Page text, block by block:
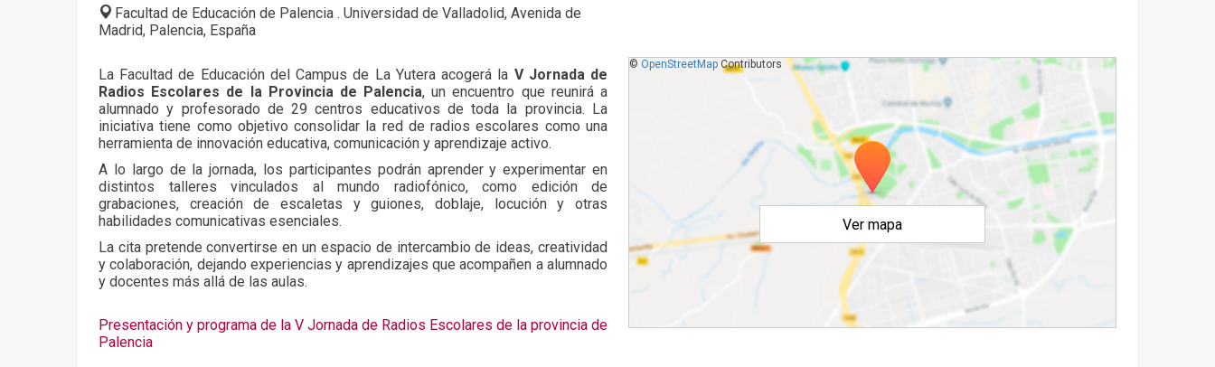
Facultad de Educación de Palencia . Universidad de Valladolid, Avenida de
Madrid, Palencia, España
La Facultad de Educación del Campus de La Yutera acogerá la V Jornada de
Radios Escolares de la Provincia de Palencia, un encuentro que reunirá a
alumnado y profesorado de 29 centros educativos de toda la provincia. La
iniciativa tiene como objetivo consolidar la red de radios escolares como una
herramienta de innovación educativa, comunicación y aprendizaje activo.
A lo largo de la jornada, los participantes podrán aprender y experimentar en
distintos talleres vinculados al mundo radiofónico, como edición de
grabaciones, creación de escaletas y guiones, doblaje, locución y otras
habilidades comunicativas esenciales.
La cita pretende convertirse en un espacio de intercambio de ideas, creatividad
y colaboración, dejando experiencias y aprendizajes que acompañen a alumnado
y docentes más allá de las aulas.
Presentación y programa de la V Jornada de Radios Escolares de la provincia de
Palencia
Ver mapa
© OpenStreetMapContributors